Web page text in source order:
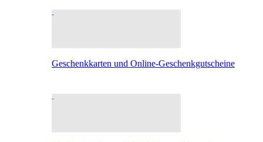
Geschenkkarten und Online-Geschenkgutscheine